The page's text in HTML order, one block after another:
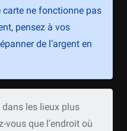
ne fonctionne pas
pensez à vos
de l’argent en
les lieux plus
vous que l’endroit où